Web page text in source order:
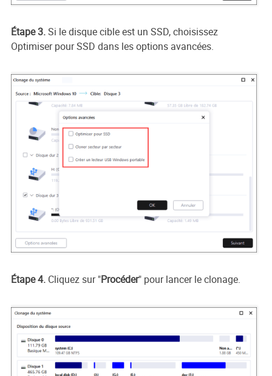
Étape 3.Si le disque cible est un SSD, choisissez
Optimiser pour SSD dans les options avancées.
Étape 4. Cliquez sur "Procéder" pour lancer le clonage.